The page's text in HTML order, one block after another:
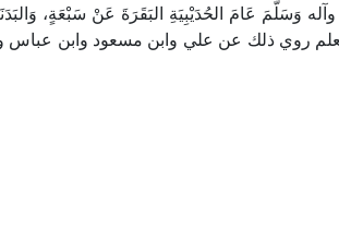
وَسَلَّمَ عَامَ الحُدَيْبِيَةِ البَقَرَةَ عَنْ سَبْعَةٍ،
روي ذلك عن علي وابن مسعود وابن